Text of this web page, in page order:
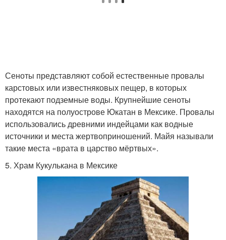
Сеноты представляют собой естественные провалы
карстовых или известняковых пещер, в которых
протекают подземные воды. Крупнейшие сеноты
находятся на полуострове Юкатан в Мексике. Провалы
использовались древними индейцами как водные
источники и места жертвоприношений. Майя называли
такие места «врата в царство мёртвых».
5. Храм Кукулькана в Мексике